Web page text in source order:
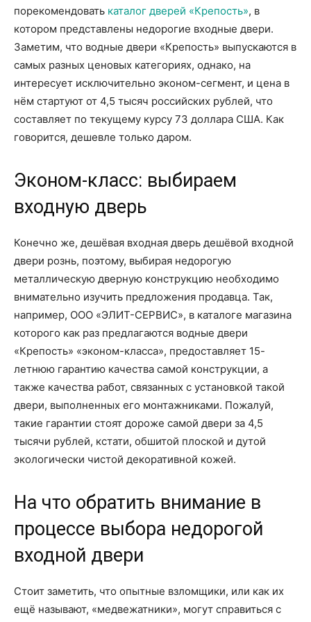
порекомендовать каталог дверей «Крепость», в
котором представлены недорогие входные двери.
Заметим, что водные двери «Крепость» выпускаются в
самых разных ценовых категориях, однако, на
интересует исключительно эконом-сегмент, и цена в
нём стартуют от 4,5 тысяч российских рублей, что
составляет по текущему курсу 73 доллара США. Как
говорится, дешевле только даром.
Эконом-класс: выбираем
входную дверь
Конечно же, дешёвая входная дверь дешёвой входной
двери рознь, поэтому, выбирая недорогую
металлическую дверную конструкцию необходимо
внимательно изучить предложения продавца. Так,
например, ООО «ЭЛИТ-СЕРВИС», в каталоге магазина
которого как раз предлагаются водные двери
«Крепость» «эконом-класса», предоставляет 15-
летнюю гарантию качества самой конструкции, а
также качества работ, связанных с установкой такой
двери, выполненных его монтажниками. Пожалуй,
такие гарантии стоят дороже самой двери за 4,5
тысячи рублей, кстати, обшитой плоской и дутой
экологически чистой декоративной кожей.
На что обратить внимание в
процессе выбора недорогой
входной двери
Стоит заметить, что опытные взломщики, или как их
ещё называют, «медвежатники», могут справиться с